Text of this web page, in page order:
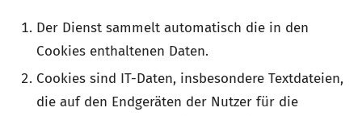
Der Dienst sammelt automatisch die in den
Cookies enthaltenen Daten.
Cookies sind IT-Daten, insbesondere Textdateien,
die auf den Endgeräten der Nutzer für die